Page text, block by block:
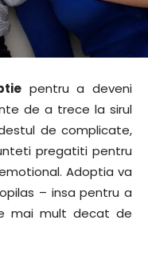
pentru a deveni
de a trece la sirul
de complicate,
pregatiti pentru
Adoptia va
– insa pentru a
mai mult decat de